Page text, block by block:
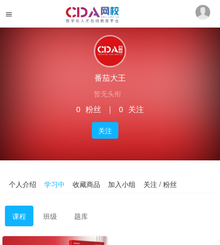
番茄大王
暂无头衔
0 粉丝 ｜ 0 关注
关注
个人介绍 学习中 收藏商品 加入小组 关注 / 粉丝
课程 班级 题库